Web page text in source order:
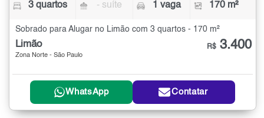
3 quartos - suíte 1 vaga 170 m²
Sobrado para Alugar no Limão com 3 quartos - 170 m²
Limão
Zona Norte - São Paulo
R$ 3.400
WhatsApp Contatar